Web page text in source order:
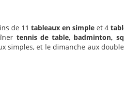
de 11 tableaux en simpleet 4
tennis de table, badminton,
simples, et le dimanche aux